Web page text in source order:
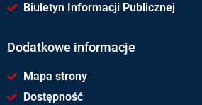
Biuletyn Informacji Publicznej
Dodatkowe informacje
Mapa strony
Dostępność